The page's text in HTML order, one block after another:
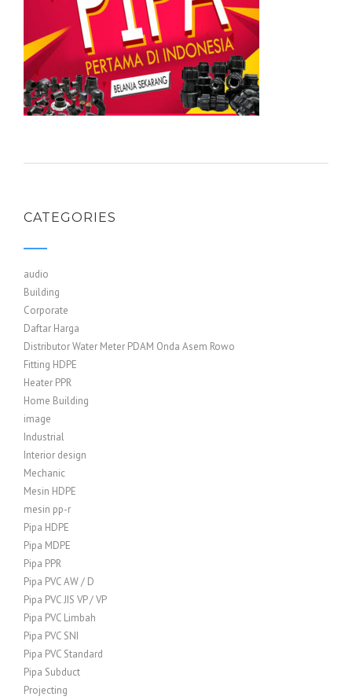
CATEGORIES
audio
Building
Corporate
Daftar Harga
Distributor Water Meter PDAM Onda Asem Rowo
Fitting HDPE
Heater PPR
Home Building
image
Industrial
Interior design
Mechanic
Mesin HDPE
mesin pp-r
Pipa HDPE
Pipa MDPE
Pipa PPR
Pipa PVC AW / D
Pipa PVC JIS VP / VP
Pipa PVC Limbah
Pipa PVC SNI
Pipa PVC Standard
Pipa Subduct
Projecting